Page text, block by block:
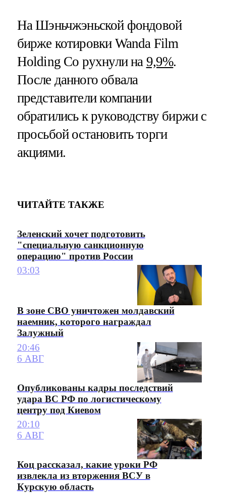
На Шэньчжэньской фондовой
бирже котировки Wanda Film
Holding Co рухнули на 9,9%.
После данного обвала
представители компании
обратились к руководству биржи с
просьбой остановить торги
акциями.
ЧИТАЙТЕ ТАКЖЕ
Зеленский хочет подготовить
"специальную санкционную
операцию" против России
03:03
В зоне СВО уничтожен молдавский
наемник, которого награждал
Залужный
20:46
6 АВГ
Опубликованы кадры последствий
удара ВС РФ по логистическому
центру под Киевом
20:10
6 АВГ
Коц рассказал, какие уроки РФ
извлекла из вторжения ВСУ в
Курскую область